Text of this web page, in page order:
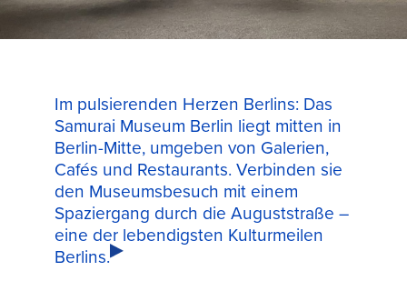
Im pulsierenden Herzen Berlins: Das
Samurai Museum Berlin liegt mitten in
Berlin-Mitte, umgeben von Galerien,
Cafés und Restaurants. Verbinden sie
den Museumsbesuch mit einem
Spaziergang durch die Auguststraße –
eine der lebendigsten Kulturmeilen
Berlins.